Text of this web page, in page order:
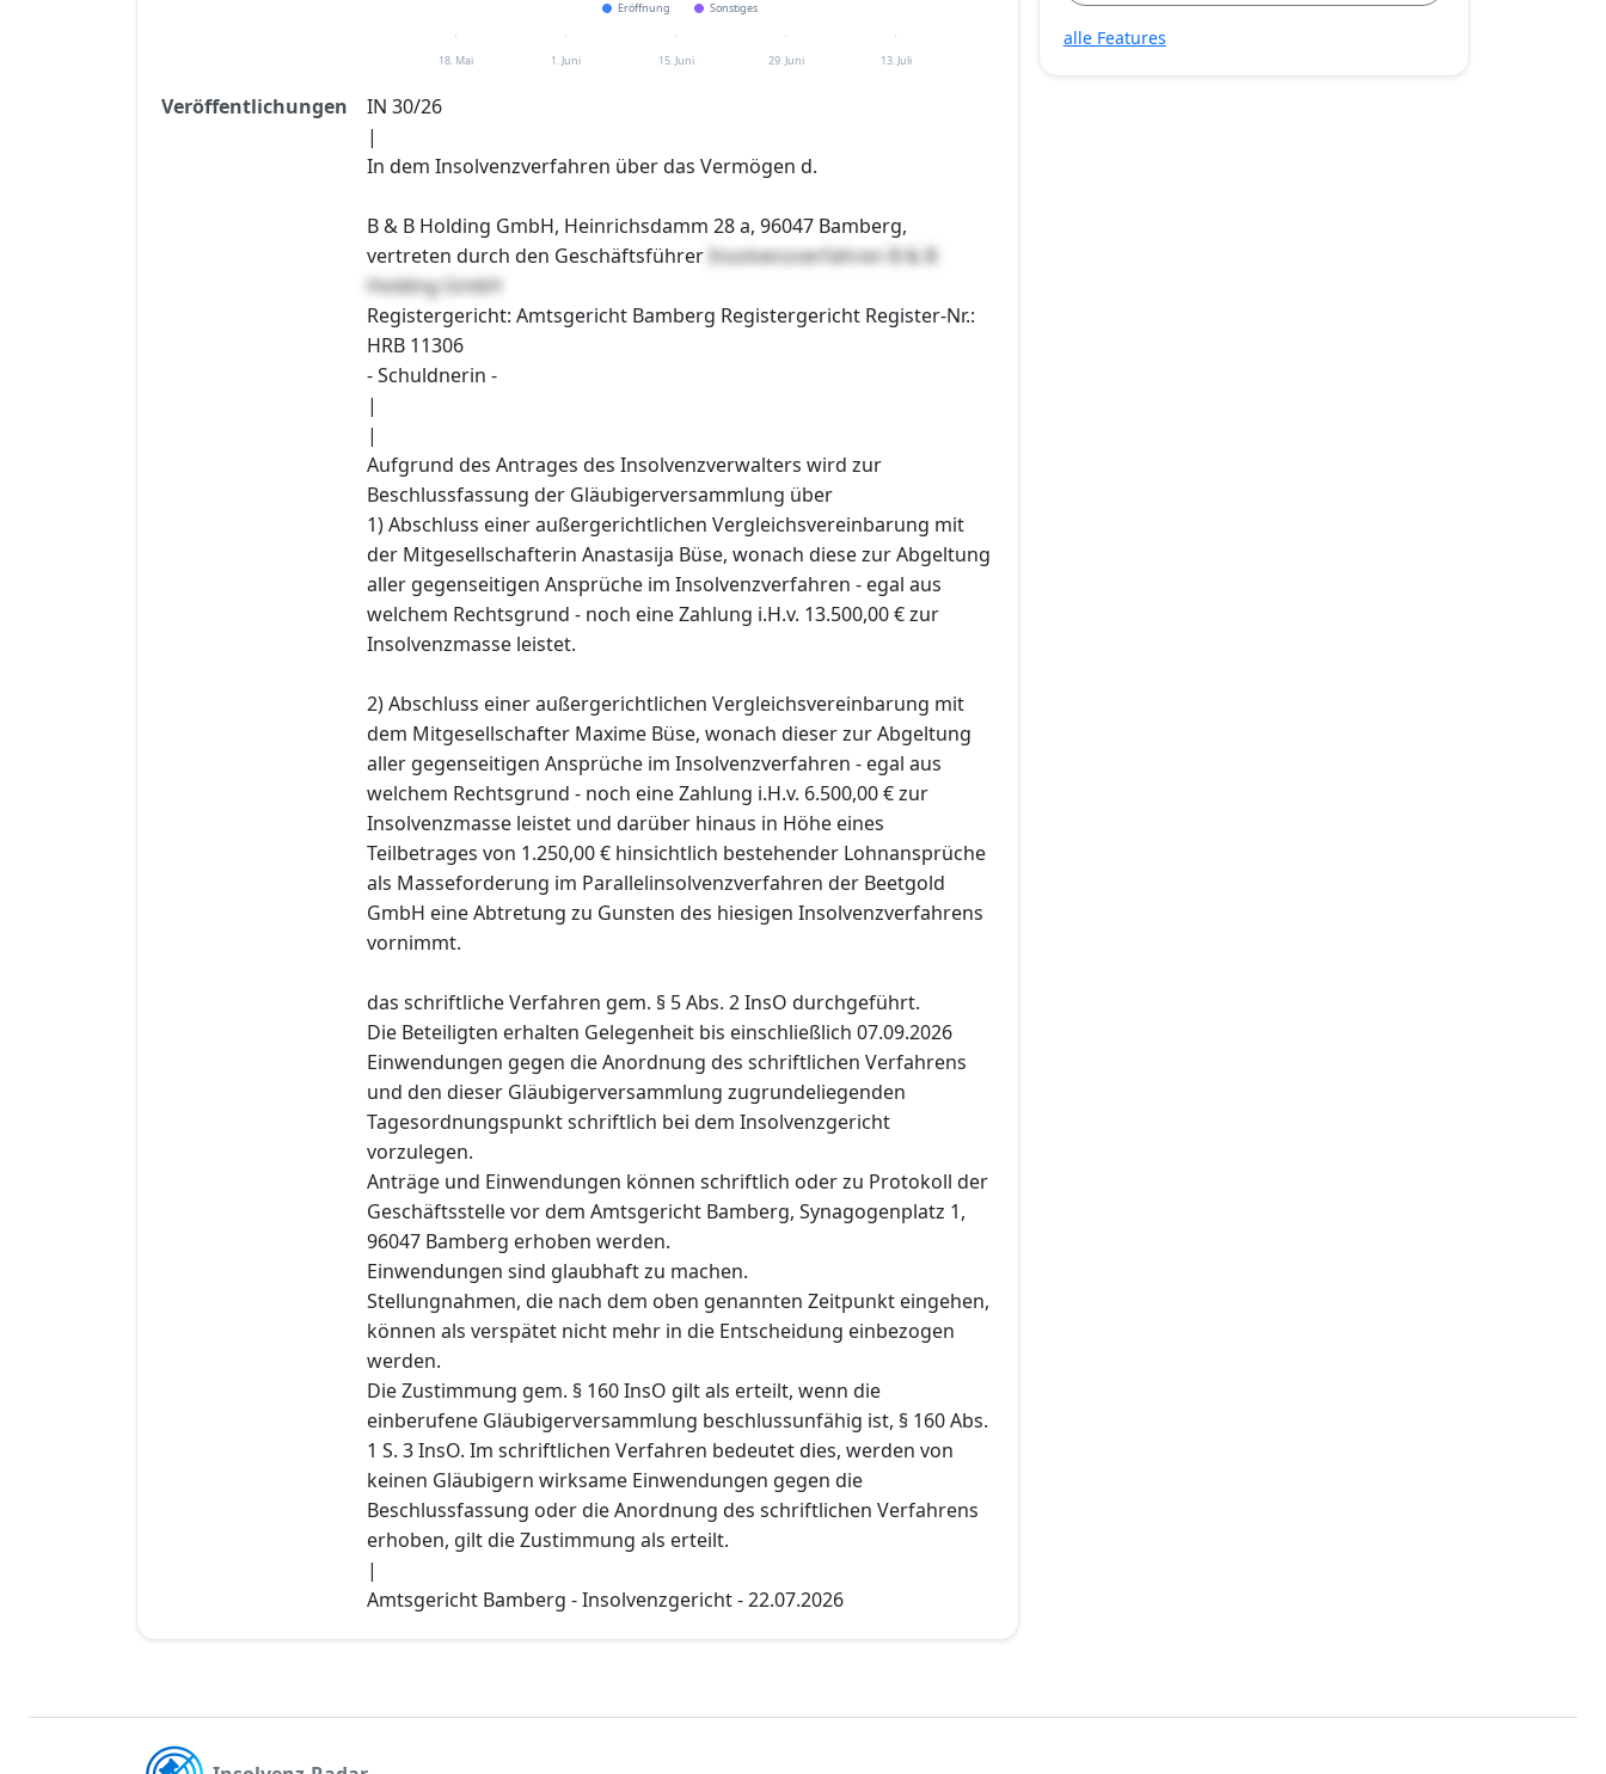
Eröffnung Sonstiges
18. Mai 1. Juni 15. Juni 29. Juni 13. Juli
Veröffentlichungen
IN 30/26
|
In dem Insolvenzverfahren über das Vermögen d.
B & B Holding GmbH, Heinrichsdamm 28 a, 96047 Bamberg,
vertreten durch den Geschäftsführer Insolvenzverfahren B & B
Holding GmbH
Registergericht: Amtsgericht Bamberg Registergericht Register-Nr.:
HRB 11306
- Schuldnerin -
|
|
Aufgrund des Antrages des Insolvenzverwalters wird zur
Beschlussfassung der Gläubigerversammlung über
1) Abschluss einer außergerichtlichen Vergleichsvereinbarung mit
der Mitgesellschafterin Anastasija Büse, wonach diese zur Abgeltung
aller gegenseitigen Ansprüche im Insolvenzverfahren - egal aus
welchem Rechtsgrund - noch eine Zahlung i.H.v. 13.500,00 € zur
Insolvenzmasse leistet.
2) Abschluss einer außergerichtlichen Vergleichsvereinbarung mit
dem Mitgesellschafter Maxime Büse, wonach dieser zur Abgeltung
aller gegenseitigen Ansprüche im Insolvenzverfahren - egal aus
welchem Rechtsgrund - noch eine Zahlung i.H.v. 6.500,00 € zur
Insolvenzmasse leistet und darüber hinaus in Höhe eines
Teilbetrages von 1.250,00 € hinsichtlich bestehender Lohnansprüche
als Masseforderung im Parallelinsolvenzverfahren der Beetgold
GmbH eine Abtretung zu Gunsten des hiesigen Insolvenzverfahrens
vornimmt.
das schriftliche Verfahren gem. § 5 Abs. 2 InsO durchgeführt.
Die Beteiligten erhalten Gelegenheit bis einschließlich 07.09.2026
Einwendungen gegen die Anordnung des schriftlichen Verfahrens
und den dieser Gläubigerversammlung zugrundeliegenden
Tagesordnungspunkt schriftlich bei dem Insolvenzgericht
vorzulegen.
Anträge und Einwendungen können schriftlich oder zu Protokoll der
Geschäftsstelle vor dem Amtsgericht Bamberg, Synagogenplatz 1,
96047 Bamberg erhoben werden.
Einwendungen sind glaubhaft zu machen.
Stellungnahmen, die nach dem oben genannten Zeitpunkt eingehen,
können als verspätet nicht mehr in die Entscheidung einbezogen
werden.
Die Zustimmung gem. § 160 InsO gilt als erteilt, wenn die
einberufene Gläubigerversammlung beschlussunfähig ist, § 160 Abs.
1 S. 3 InsO. Im schriftlichen Verfahren bedeutet dies, werden von
keinen Gläubigern wirksame Einwendungen gegen die
Beschlussfassung oder die Anordnung des schriftlichen Verfahrens
erhoben, gilt die Zustimmung als erteilt.
|
Amtsgericht Bamberg - Insolvenzgericht - 22.07.2026
alle Features